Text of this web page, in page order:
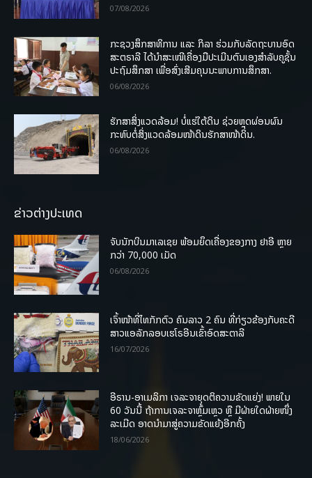
07/08/2026
ກະຊວງສຶກສາທິການ ແລະ ກິລາ ຮ່ວມກັບລັດຖະບານອົດ
ສະຕຣາລີ ໄດ້ນຳສະເໜີເຄື່ອງມືປະເມີນຕົນເອງສຳລັບຄູຊັ້ນ
ປະຖົມສຶກສາ ເພື່ອສົ່ງເສີມຄຸນນະພາບການສຶກສາ.
06/08/2026
ຮັກສາສິ່ງແວດລ້ອມ! ບໍ່ແຮ່ໃຕ້ດິນ ຊ່ວຍຫຼຸດຜ່ອນຜົນ
ກະທົບຕໍ່ສິ່ງແວດລ້ອມໜ້າດິນຮັກສາໜ້າດິນ.
06/08/2026
ຂ່າວຕ່າງປະເທດ
ຈັບນັກບິນມາເລເຊຍ ພ້ອມຍຶດເຄື່ອງຂອງກາງ ຢາອີ ຫຼາຍ
ກວ່າ 70,000 ເມັດ
06/08/2026
ເຈົ້າໜ້າທີ່ໄທກັກຕົວ ຄົນລາວ 2 ຄົນ ທີ່ກ່ຽວຂ້ອງກັບຄະດີ
ສາວແອລັກລອບເຮໂຣອີນເຂົ້າອົດສະຕາລີ
16/07/2026
ອີຣານ-ອາເມລິກາ ເຈລະຈາຍຸດຕິຄວາມຂັດແຍ່ງ! ພາຍໃນ
60 ວັນນີ້ ຖ້າການເຈລະຈາຫຼົ້ມເຫຼວ ຫຼື ມີຝ່າຍໃດຝ່າຍໜຶ່ງ
ລະເມີດ ອາດນໍາມາສູ່ຄວາມຂັດແຍ້ງອີກຄັ້ງ
18/06/2026